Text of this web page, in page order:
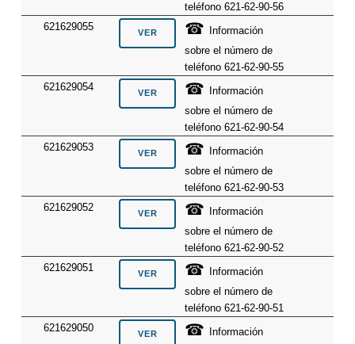
teléfono 621-62-90-56
621629055
☎
Información
sobre el número de
teléfono 621-62-90-55
621629054
☎
Información
sobre el número de
teléfono 621-62-90-54
621629053
☎
Información
sobre el número de
teléfono 621-62-90-53
621629052
☎
Información
sobre el número de
teléfono 621-62-90-52
621629051
☎
Información
sobre el número de
teléfono 621-62-90-51
621629050
☎
Información